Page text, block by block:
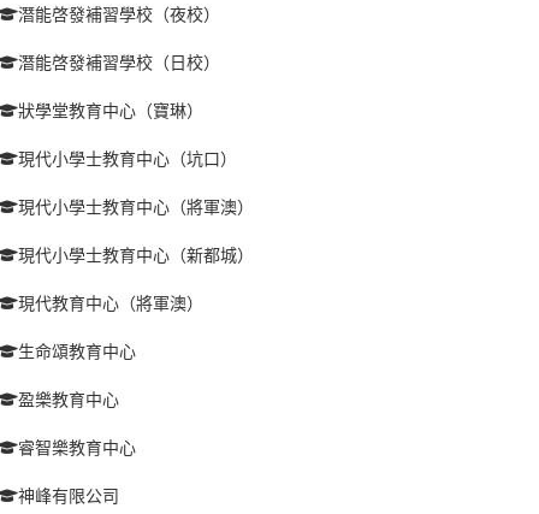
潛能啓發補習學校（夜校）
潛能啓發補習學校（日校）
狀學堂教育中心（寶琳）
現代小學士教育中心（坑口）
現代小學士教育中心（將軍澳）
現代小學士教育中心（新都城）
現代教育中心（將軍澳）
生命頌教育中心
盈樂教育中心
睿智樂教育中心
神峰有限公司